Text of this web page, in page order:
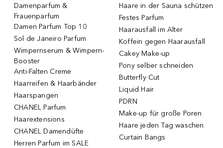
Damenparfum &
Frauenparfum
Damen Parfum Top 10
Sol de Janeiro Parfum
Wimpernserum & Wimpern-
Booster
Anti-Falten Creme
Haarreifen & Haarbänder
Haarspangen
CHANEL Parfum
Haarextensions
CHANEL Damendüfte
Herren Parfum im SALE
Haare in der Sauna schützen
Festes Parfum
Haarausfall im Alter
Koffein gegen Haarausfall
Cakey Make-up
Pony selber schneiden
Butterfly Cut
Liquid Hair
PDRN
Make-up für große Poren
Haare jeden Tag waschen
Curtain Bangs